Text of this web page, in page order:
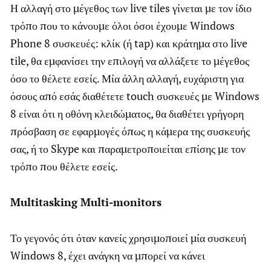
Η αλλαγή στο μέγεθος των live tiles γίνεται με τον ίδιο
τρόπο που το κάνουμε όλοι όσοι έχουμε Windows
Phone 8 συσκευές: κλίκ (ή tap) και κράτημα στο live
tile, θα εμφανίσει την επιλογή να αλλάξετε το μέγεθος
όσο το θέλετε εσείς. Μία άλλη αλλαγή, ευχάριστη για
όσους από εσάς διαθέτετε touch συσκευές με Windows
8 είναι ότι η οθόνη κλειδώματος, θα διαθέτει γρήγορη
πρόσβαση σε εφαρμογές όπως η κάμερα της συσκευής
σας, ή το Skype και παραμετροποιείται επίσης με τον
τρόπο που θέλετε εσείς.
Multitasking Multi-monitors
Το γεγονός ότι όταν κανείς χρησιμοποιεί μία συσκευή
Windows 8, έχει ανάγκη να μπορεί να κάνει